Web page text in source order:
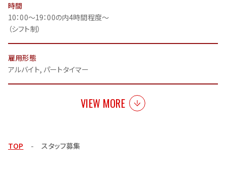
時間
10：00～19：00の内4時間程度～
（シフト制）
雇用形態
アルバイト, パートタイマー
VIEW MORE
TOP スタッフ募集